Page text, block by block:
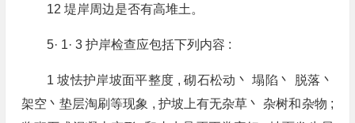
12 堤岸周边是否有高堆土。
5· 1· 3 护岸检查应包括下列内容 :
1 坡怯护岸坡面平整度 , 砌石松动丶 塌陷丶 脱落丶
架空丶垫层淘刷等现象 , 护坡上有无杂草丶 杂树和杂物 ;